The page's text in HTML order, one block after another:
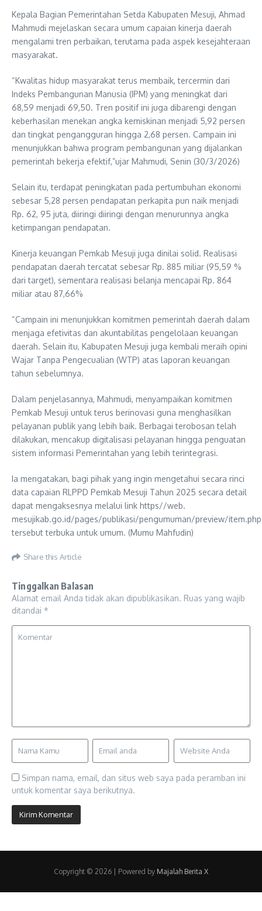
Kepala Bagian Pemerintahan Setda Kabupaten Mesuji, Ahmad
Mahmudi mejelaskan secara umum capaian kinerja daerah
mengalami tren perbaikan, terutama pada aspek kesejahteraan
masyarakat.
“Kwalitas hidup masyarakat terus membaik, tercermin dari
Indeks Pembangunan Manusia (IPM) yang meningkat dari
68,59 menjadi 69,50. Tren positif ini juga dibarengi dengan
keberhasilan menekan angka kemiskinan menjadi 5,92 persen
dan tingkat pengangguran hingga 2,68 persen. Campain ini
menunjukkan bahwa program pembangunan yang dijalankan
pemerintah bekerja efektif,”ujar Mahmudi, Senin (30/3/2026)
Selain itu, terdapat peningkatan pada pertumbuhan ekonomi
sebesar 5,28 persen pendapatan perkapita pun naik menjadi
Rp. 62, 95 juta, diiringi diiringi dengan menurunnya angka
ketimpangan pendapatan.
Kinerja keuangan Pemkab Mesuji juga dinilai solid. Realisasi
pendapatan daerah tercatat sebesar Rp. 885 miliar (95,59 %
dari target), sementara realisasi belanja mencapai Rp. 864
miliar atau 87,66%
“Campain ini menunjukkan komitmen pemerintah daerah dalam
menjaga efetivitas dan akuntabilitas pengelolaan keuangan
daerah. Selain itu, Kabupaten Mesuji juga kembali meraih opini
Wajar Tanpa Pengecualian (WTP) atas laporan keuangan
tahun sebelumnya.
Dalam penjelasannya, Mahmudi, menyampaikan komitmen
Pemkab Mesuji untuk terus berinovasi guna menghasilkan
pelayanan publik yang lebih baik. Berbagai terobosan telah
dilakukan, mencakup digitalisasi pelayanan hingga penguatan
sistem informasi Pemerintahan yang lebih terintegrasi.
Ia mengatakan, bagi pihak yang ingin mengetahui secara rinci
data capaian RLPPD Pemkab Mesuji Tahun 2025 secara detail
dapat mengaksesnya melalui link https//web.
mesujikab.go.id/pages/publikasi/pengumuman/preview/
tersebut terbuka untuk umum. (Mumu Mahfudin)
Share this Article
Tinggalkan Balasan
Alamat email Anda tidak akan dipublikasikan. Ruas yang wajib
ditandai *
Simpan nama, email, dan situs web saya pada peramban ini
untuk komentar saya berikutnya.
Copyright © 2026 | Powered by Majalah Berita X